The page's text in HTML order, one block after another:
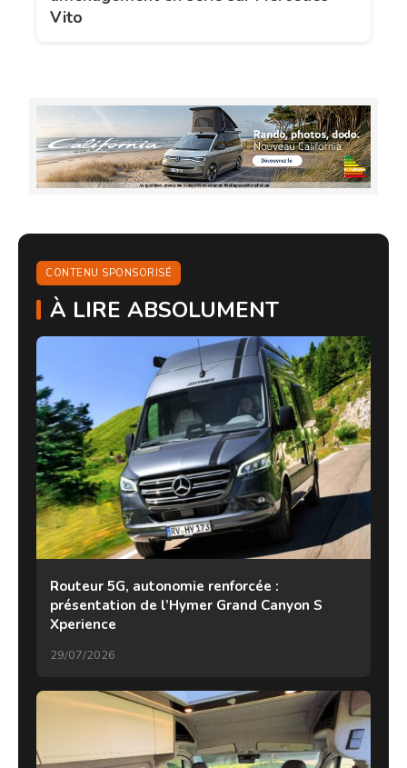
Vito
CONTENU SPONSORISÉ
À LIRE ABSOLUMENT
Routeur 5G, autonomie renforcée :
présentation de l’Hymer Grand Canyon S
Xperience
29/07/2026